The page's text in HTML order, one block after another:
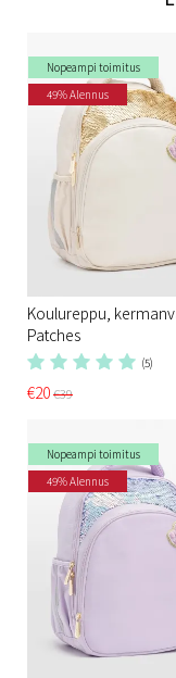
Nopeampi toimitus
49% Alennus
Koulureppu,
Patches
(5)
€20€39
Nopeampi toimitus
49% Alennus